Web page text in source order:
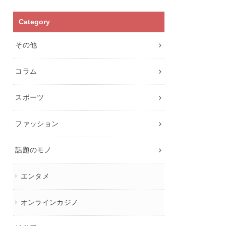
Category
その他
コラム
スポーツ
ファッション
話題のモノ
エンタメ
オンラインカジノ